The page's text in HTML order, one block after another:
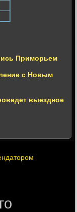
Приморьем
с Новым
выездное